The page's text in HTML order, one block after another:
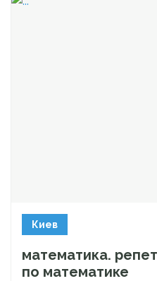
Киев
математика.
по математике